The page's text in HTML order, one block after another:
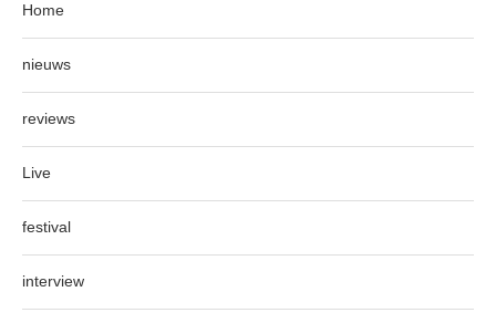
Home
nieuws
reviews
Live
festival
interview